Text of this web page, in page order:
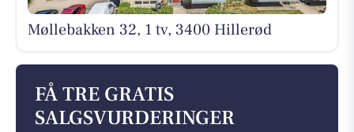
Møllebakken 32, 1 tv, 3400 Hillerød
FÅ TRE GRATIS
SALGSVURDERINGER